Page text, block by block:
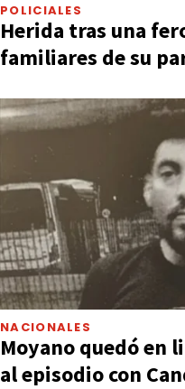
POLICIALES
Herida tras una
familiares de su
NACIONALES
Moyano quedó en
al episodio con